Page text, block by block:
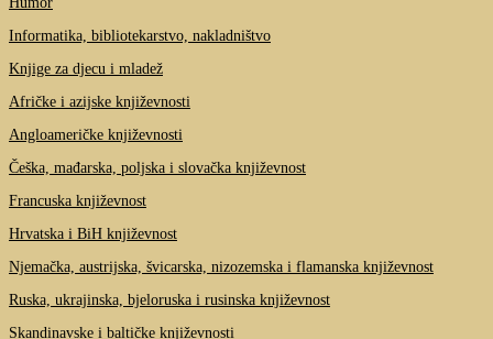
Informatika, bibliotekarstvo, nakladništvo
Knjige za djecu i mladež
Afričke i azijske književnosti
Angloameričke književnosti
Češka, mađarska, poljska i slovačka književnost
Francuska književnost
Hrvatska i BiH književnost
Njemačka, austrijska, švicarska, nizozemska i flamanska književnost
Ruska, ukrajinska, bjeloruska i rusinska književnost
Skandinavske i baltičke književnosti